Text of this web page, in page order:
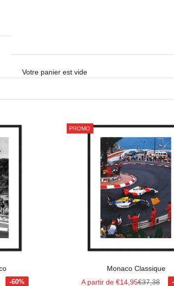
Votre panier est vide
PROMO
Monaco Classique
Prix de vente
A partir de €14,95Prix normal
€37,38